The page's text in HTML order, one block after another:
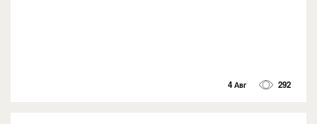
4 Авг 292